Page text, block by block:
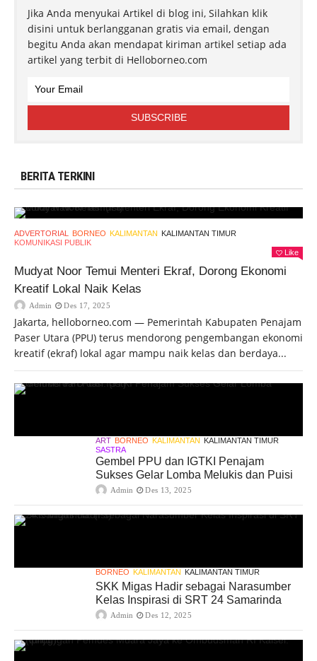
Jika Anda menyukai Artikel di blog ini, Silahkan klik
disini untuk berlangganan gratis via email, dengan
begitu Anda akan mendapat kiriman artikel setiap ada
artikel yang terbit di Helloborneo.com
BERITA TERKINI
ADVERTORIAL BORNEO KALIMANTAN KALIMANTAN TIMUR
KOMUNIKASI PUBLIK
Like
Mudyat Noor Temui Menteri Ekraf, Dorong Ekonomi
Kreatif Lokal Naik Kelas
Admin Des 17, 2025
Jakarta, helloborneo.com — Pemerintah Kabupaten Penajam
Paser Utara (PPU) terus mendorong pengembangan ekonomi
kreatif (ekraf) lokal agar mampu naik kelas dan berdaya...
ART BORNEO KALIMANTAN KALIMANTAN TIMUR
SASTRA
Gembel PPU dan IGTKI Penajam
Sukses Gelar Lomba Melukis dan Puisi
Admin Des 13, 2025
BORNEO KALIMANTAN KALIMANTAN TIMUR
SKK Migas Hadir sebagai Narasumber
Kelas Inspirasi di SRT 24 Samarinda
Admin Des 12, 2025